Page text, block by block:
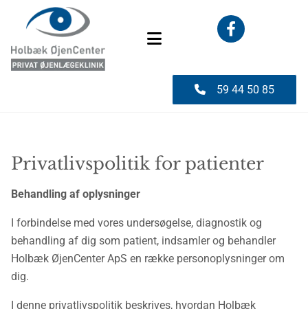
59 44 50 85
Privatlivspolitik for patienter
Behandling af oplysninger
I forbindelse med vores undersøgelse, diagnostik og
behandling af dig som patient, indsamler og behandler
Holbæk ØjenCenter ApS en række personoplysninger om
dig.
I denne privatlivspolitik beskrives, hvordan Holbæk